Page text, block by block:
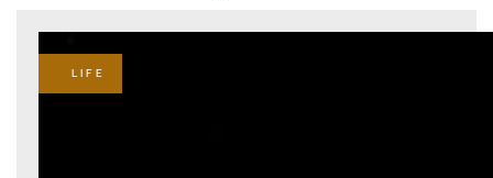
LIFE